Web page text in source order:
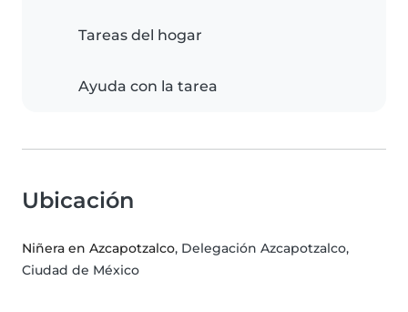
Tareas del hogar
Ayuda con la tarea
Ubicación
Niñera en Azcapotzalco, Delegación Azcapotzalco,
Ciudad de México